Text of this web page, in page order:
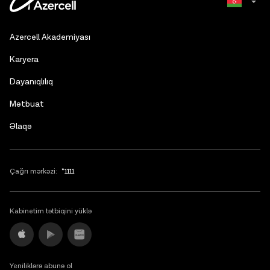
Azercell Akademiyası
Karyera
Dayanıqlılıq
Mətbuat
Əlaqə
Çağrı mərkəzi: *1111
Kabinetim tətbiqini yüklə
Yeniliklərə abunə ol